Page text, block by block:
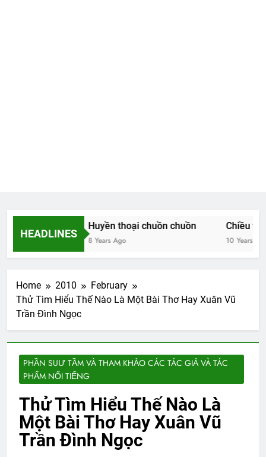
HEADLINES
Ago
Huyền thoại chuồn chuồn
8 Years Ago
Chiều
10 Years Ago
Home 2010
February
Thử Tìm Hiểu Thế Nào Là Một Bài Thơ Hay Xuân Vũ
Trần Ðình Ngọc
PHẦN SUƯ TẦM VÀ THAM KHẢO CÁC TÁC GIẢ VÀ TÁC
PHẨM NỔI TIẾNG
Thử Tìm Hiểu Thế Nào Là
Một Bài Thơ Hay Xuân Vũ
Trần Ðình Ngọc